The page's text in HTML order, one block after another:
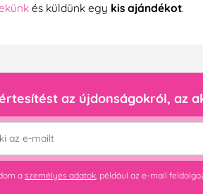
és küldünk egy kis ajándékot.
az újdonságokról, az
a személyes adatok, például az e-mail